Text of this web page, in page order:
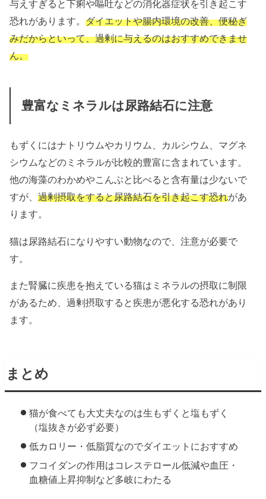
与えすぎると下痢や嘔吐などの消化器症状を引き起こす
恐れがあります。ダイエットや腸内環境の改善、便秘ぎ
みだからといって、過剰に与えるのはおすすめできませ
ん。
豊富なミネラルは尿路結石に注意
もずくにはナトリウムやカリウム、カルシウム、マグネ
シウムなどのミネラルが比較的豊富に含まれています。
他の海藻のわかめやこんぶと比べると含有量は少ないで
すが、過剰摂取をすると尿路結石を引き起こす恐れがあ
ります。
猫は尿路結石になりやすい動物なので、注意が必要で
す。
また腎臓に疾患を抱えている猫はミネラルの摂取に制限
があるため、過剰摂取すると疾患が悪化する恐れがあり
ます。
まとめ
猫が食べても大丈夫なのは生もずくと塩もずく
（塩抜きが必ず必要）
低カロリー・低脂質なのでダイエットにおすすめ
フコイダンの作用はコレステロール低減や血圧・
血糖値上昇抑制など多岐にわたる